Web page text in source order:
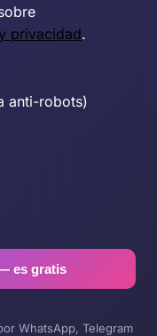
privacidad.
anti-robots)
es gratis
WhatsApp, Telegram